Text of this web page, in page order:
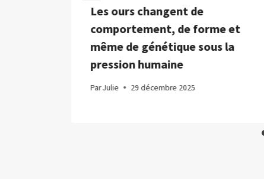
Les ours changent de
comportement, de forme et
même de génétique sous la
pression humaine
ParJulie 29 décembre 2025